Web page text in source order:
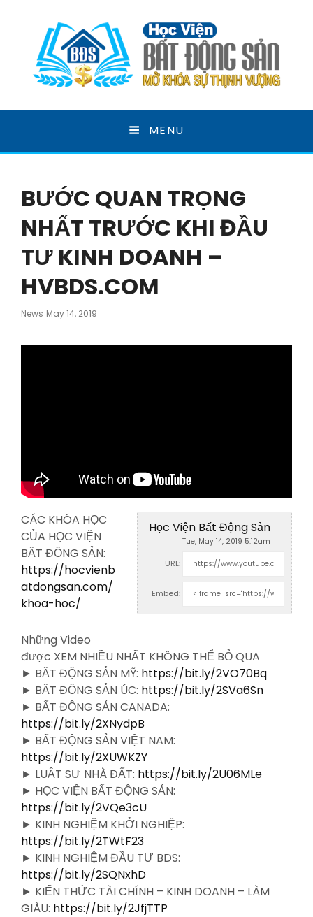
HỌC VIỆN BẤT ĐỘNG
SẢN
MENU
BƯỚC QUAN TRỌNG
NHẤT TRƯỚC KHI ĐẦU
TƯ KINH DOANH –
HVBDS.COM
News Posted
May 14, 2019
Học Viện Bất Động Sản
Tue, May 14, 2019 5:12am
URL:
Embed:
CÁC KHÓA HỌC
CỦA HỌC VIỆN
BẤT ĐỘNG SẢN:
https://hocvienb
atdongsan.com/
khoa-hoc/
Những Video
được XEM NHIỀU NHẤT KHÔNG THỂ BỎQUA
► BẤT ĐỘNG SẢN MỸ: https://bit.ly/2VO70Bq
► BẤT ĐỘNG SẢN ÚC: https://bit.ly/2SVa6Sn
► BẤT ĐỘNG SẢN CANADA:
https://bit.ly/2XNydpB
► BẤT ĐỘNG SẢN VIỆT NAM:
https://bit.ly/2XUWKZY
► LUẬT SƯ NHÀ ĐẤT: https://bit.ly/2U06MLe
► HỌC VIỆN BẤT ĐỘNG SẢN:
https://bit.ly/2VQe3cU
► KINH NGHIỆM KHỞI NGHIỆP:
https://bit.ly/2TWtF23
► KINH NGHIỆM ĐẦU TƯ BDS:
https://bit.ly/2SQNxhD
► KIẾN THỨC TÀI CHÍNH – KINH DOANH – LÀM
GIÀU: https://bit.ly/2JfjTTP